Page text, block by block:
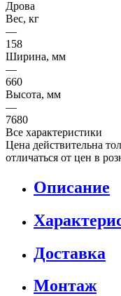
Дрова
Вес, кг
—
158
Ширина, мм
—
660
Высота, мм
—
7680
Все характеристики
Цена действительна
отличаться от цен в
Описание
Доставка
Монтаж